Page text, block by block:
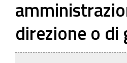
direzione o di